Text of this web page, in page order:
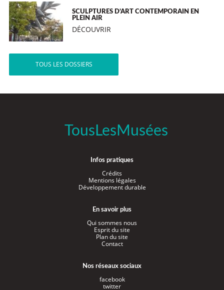
SCULPTURES D’ART CONTEMPORAIN EN
PLEIN AIR
DÉCOUVRIR
TOUS LES DOSSIERS
TousLesMusées
Infos pratiques
Crédits
Mentions légales
Développement durable
En savoir plus
Qui sommes nous
Esprit du site
Plan du site
Contact
Nos réseaux sociaux
facebook
twitter